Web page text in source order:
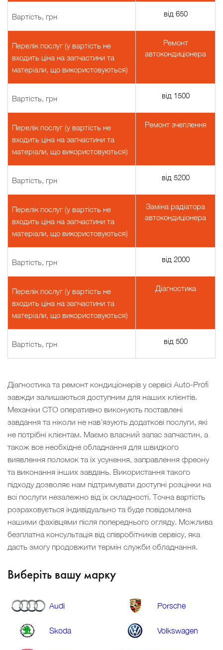
Вартість, грн від 650
Перелік послуг (у вартість не
входить ціна на запчастини та
матеріали, що використовуються)
Ремонт
автокондиціонера
Вартість, грн від 1500
Перелік послуг (у вартість не
входить ціна на запчастини та
матеріали, що використовуються)
Ремонт зчеплення
Вартість, грн від 5200
Перелік послуг (у вартість не
входить ціна на запчастини та
матеріали, що використовуються)
Заміна радіатора
автокондиціонера
Вартість, грн від 2000
Перелік послуг (у вартість не
входить ціна на запчастини та
матеріали, що використовуються)
Діагностика
Вартість, грн від 500
Діагностика та ремонт кондиціонерів у сервісі Auto-Profi
завжди залишаються доступним для наших клієнтів.
Механіки СТО оперативно виконують поставлені
завдання та ніколи не нав'язують додаткові послуги, які
не потрібні клієнтам. Маємо власний запас запчастин, а
також все необхідне обладнання для швидкого
виявлення поломок та їх усунення, заправлення фреону
та виконання інших завдань. Використання такого
підходу дозволяє нам підтримувати доступні розцінки на
всі послуги незалежно від їх складності. Точна вартість
розраховується індивідуально та буде повідомлена
нашими фахівцями після попереднього огляду. Можлива
безплатна консультація від співробітників сервісу, яка
дасть змогу продовжити термін служби обладнання.
Виберіть вашу марку
Audi Porsche
Skoda Volkswagen